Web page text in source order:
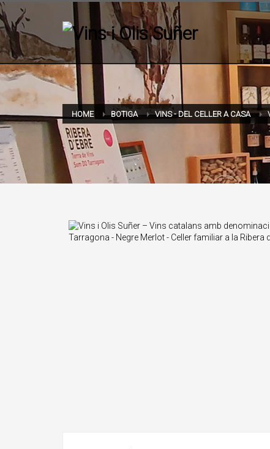
HOME BOTIGA VINS - DEL CELLER A CASA